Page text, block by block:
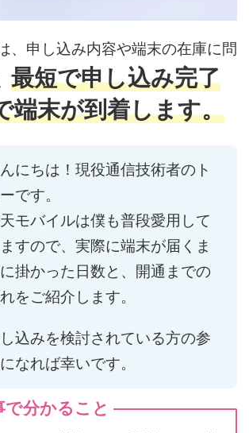
、申し込み内容や端末の在庫に問
最短で申し込み完了
端末が到着します。
にちは！現役通信技術者のト
です。
モバイルは僕も普段愛用して
すので、実際に端末が届くま
掛かった日数と、開通までの
をご紹介します。
込みを検討されている方の参
なれば幸いです。
で分かること